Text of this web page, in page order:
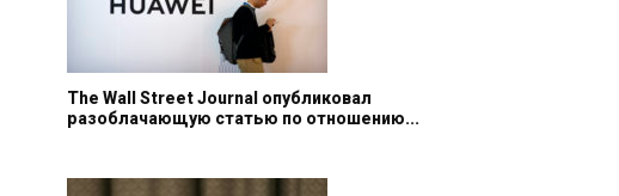
The Wall Street Journal опубликовал
разоблачающую статью по отношению...